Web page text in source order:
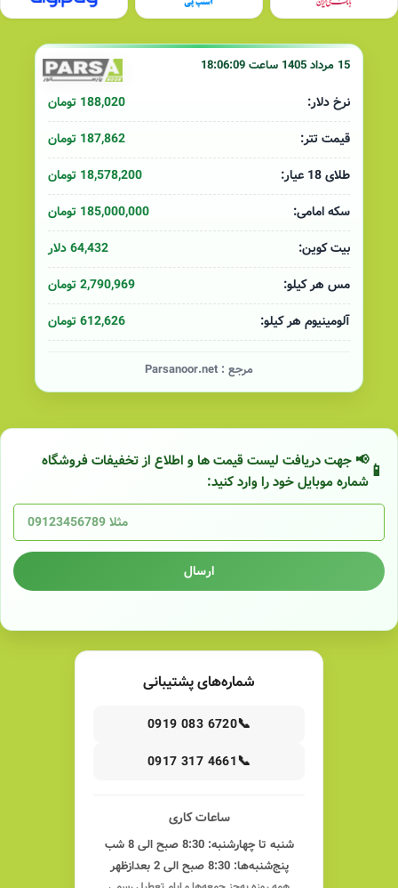
15 مرداد 1405 ساعت 18:06:09
نرخ دلار:
188,020 تومان
قیمت تتر:
187,862 تومان
طلای 18 عیار:
18,578,200 تومان
سکه امامی:
185,000,000 تومان
بیت کوین:
64,432 دلار
مس هر کیلو:
2,790,969 تومان
آلومینیوم هر کیلو:
612,626 تومان
مرجع : Parsanoor.net
📢 جهت دریافت لیست قیمت ها و اطلاع از تخفیفات فروشگاه
شماره موبایل خود را وارد کنید:
ارسال
شماره‌های پشتیبانی
📞
0919 083 6720
📞
0917 317 4661
ساعات کاری
شنبه تا چهارشنبه: 8:30 صبح الی 8 شب
پنج‌شنبه‌ها: 8:30 صبح الی 2 بعدازظهر